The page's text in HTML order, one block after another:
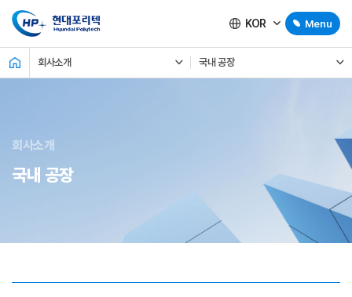
KOR Menu
회사소개 국내 공장
회사소개
국내 공장